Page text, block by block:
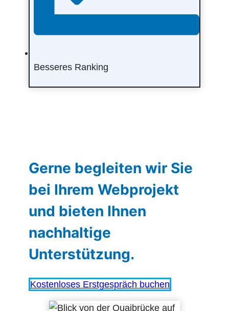
Besseres Ranking
Gerne begleiten wir Sie
bei Ihrem Webprojekt
und bieten Ihnen
nachhaltige
Unterstützung.
Kostenloses Erstgespräch buchen